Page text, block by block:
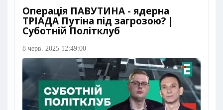
Операція ПАВУТИНА - ядерна
ТРІАДА Путіна під загрозою? |
Суботній Політклуб
8 черв. 2025 12:49:00